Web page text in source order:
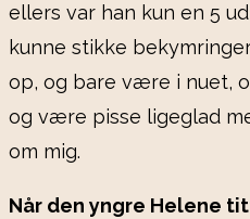
ellers var han kun en 5
kunne stikke
op, og bare være i nuet,
og være pisse ligeglad
om mig.
Når den yngre Helene